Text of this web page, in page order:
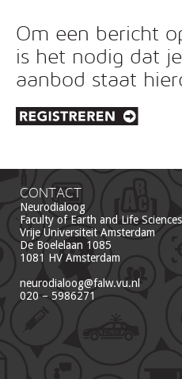
Om een bericht
is het nodig dat
aanbod staat
CONTACT
Neurodialoog
Faculty of Earth and Life Sciences
Vrije Universiteit Amsterdam
De Boelelaan 1085
1081 HV Amsterdam
neurodialoog@falw.vu.nl
020 – 5986271